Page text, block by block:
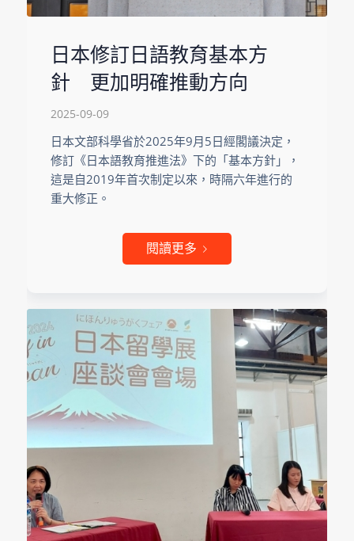
日本修訂日語教育基本方
針 更加明確推動方向
2025-09-09
日本文部科學省於2025年9月5日經閣議決定，
修訂《日本語教育推進法》下的「基本方針」，
這是自2019年首次制定以來，時隔六年進行的
重大修正。
閱讀更多